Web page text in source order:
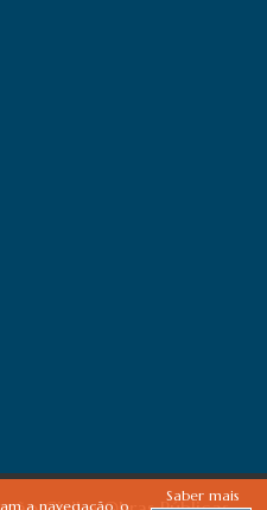
a navegação, o
Saber mais